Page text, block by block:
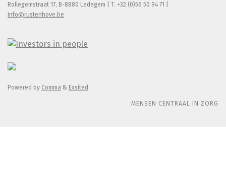
Rollegemstraat 17, B-8880 Ledegem | T. +32 (0)56 50 94 71 |
info@rustenhove.be
Powered by Comma & Exsited
MENSEN CENTRAAL IN ZORG